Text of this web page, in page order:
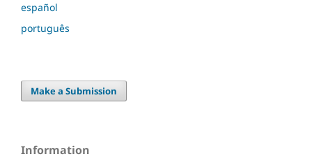
español
português
Make a Submission
Information